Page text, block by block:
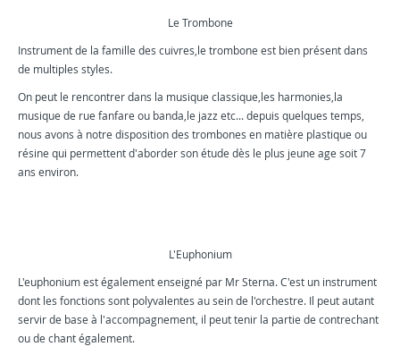
Le Trombone
Instrument de la famille des cuivres,le trombone est bien présent dans
de multiples styles.
On peut le rencontrer dans la musique classique,les harmonies,la
musique de rue fanfare ou banda,le jazz etc... depuis quelques temps,
nous avons à notre disposition des trombones en matière plastique ou
résine qui permettent d'aborder son étude dès le plus jeune age soit 7
ans environ.
L'Euphonium
L'euphonium est également enseigné par Mr Sterna. C'est un instrument
dont les fonctions sont polyvalentes au sein de l'orchestre. Il peut autant
servir de base à l'accompagnement, il peut tenir la partie de contrechant
ou de chant également.